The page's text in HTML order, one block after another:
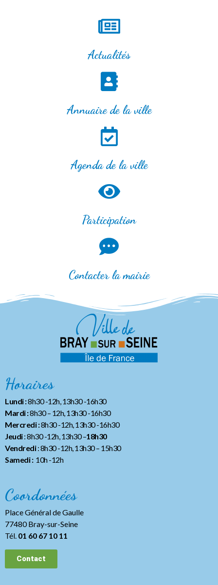
Actualités
Annuaire de la ville
Agenda de la ville
Participation
Contacter la mairie
Horaires
Lundi :8h30 -12h, 13h30 -16h30
Mardi :8h30 – 12h, 13h30 -16h30
Mercredi :8h30 -12h, 13h30 -16h30
Jeudi: 8h30 -12h, 13h30 –18h30
Vendredi: 8h30 -12h, 13h30– 15h30
Samedi :10h -12h
Coordonnées
Place Général de Gaulle
77480 Bray-sur-Seine
Tél. 01 60 67 10 11
Contact